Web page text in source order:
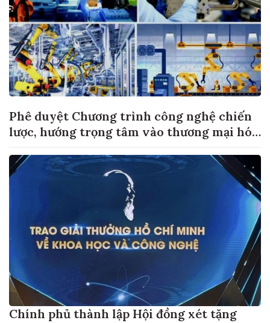
Phê duyệt Chương trình công nghệ chiến
lược, hướng trọng tâm vào thương mại hóa
Chính phủ thành lập Hội đồng xét tặng